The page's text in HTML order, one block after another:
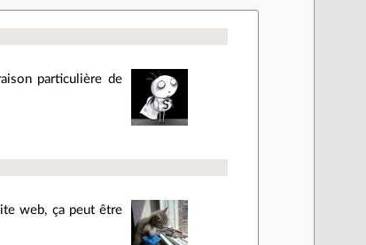
particulière de
web, ça peut être